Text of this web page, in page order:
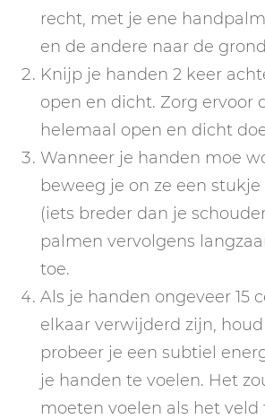
recht, met je ene
en de andere naar de
Knijp je handen 2 keer
open en dicht. Zorg ervoor
helemaal open en dicht
Wanneer je handen moe
beweeg je on ze een
(iets breder dan je
palmen vervolgens
toe.
Als je handen ongeveer 15
elkaar verwijderd zijn,
probeer je een subtiel
je handen te voelen. Het
moeten voelen als het veld